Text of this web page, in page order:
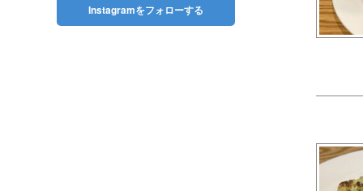
Instagramをフォローする